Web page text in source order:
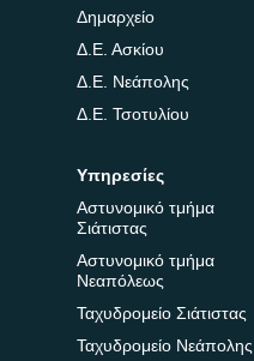
Δημαρχείο
Δ.Ε. Ασκίου
Δ.Ε. Νεάπολης
Δ.Ε. Τσοτυλίου
Υπηρεσίες
Αστυνομικό τμήμα
Σιάτιστας
Αστυνομικό τμήμα
Νεαπόλεως
Ταχυδρομείο Σιάτιστας
Ταχυδρομείο Νεάπολης